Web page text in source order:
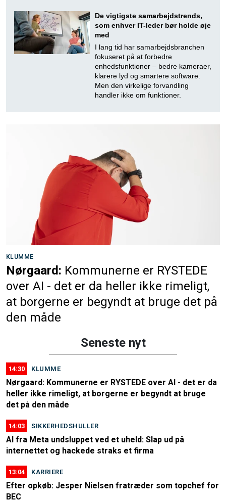
De vigtigste samarbejdstrends,
som enhver IT-leder bør holde øje
med
I lang tid har samarbejdsbranchen
fokuseret på at forbedre
enhedsfunktioner – bedre kameraer,
klarere lyd og smartere software.
Men den virkelige forvandling
handler ikke om funktioner.
KLUMME
Nørgaard: Kommunerne er RYSTEDE
over AI - det er da heller ikke rimeligt,
at borgerne er begyndt at bruge det på
den måde
Seneste nyt
14:30 KLUMME
Nørgaard: Kommunerne er RYSTEDE over AI - det er da
heller ikke rimeligt, at borgerne er begyndt at bruge
det på den måde
14:03 SIKKERHEDSHULLER
AI fra Meta undsluppet ved et uheld: Slap ud på
internettet og hackede straks et firma
13:04 KARRIERE
Efter opkøb: Jesper Nielsen fratræder som topchef for
BEC